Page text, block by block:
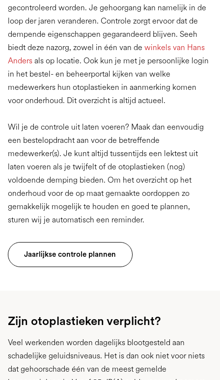
gecontroleerd worden. Je gehoorgang kan namelijk in de
loop der jaren veranderen. Controle zorgt ervoor dat de
dempende eigenschappen gegarandeerd blijven. Seeh
biedt deze nazorg, zowel in één van de winkels van Hans
Anders als op locatie. Ook kun je met je persoonlijke login
in het bestel- en beheerportal kijken van welke
medewerkers hun otoplastieken in aanmerking komen
voor onderhoud. Dit overzicht is altijd actueel.
Wil je de controle uit laten voeren? Maak dan eenvoudig
een bestelopdracht aan voor de betreffende
medewerker(s). Je kunt altijd tussentijds een lektest uit
laten voeren als je twijfelt of de otoplastieken (nog)
voldoende demping bieden. Om het overzicht op het
onderhoud voor de op maat gemaakte oordoppen zo
gemakkelijk mogelijk te houden en goed te plannen,
sturen wij je automatisch een reminder.
Jaarlijkse controle plannen
Zijn otoplastieken verplicht?
Veel werkenden worden dagelijks blootgesteld aan
schadelijke geluidsniveaus. Het is dan ook niet voor niets
dat gehoorschade één van de meest gemelde